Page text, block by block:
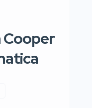
Cooper